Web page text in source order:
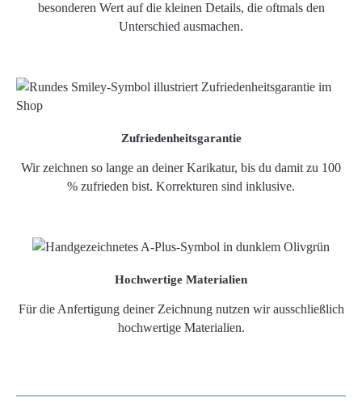
besonderen Wert auf die kleinen Details, die oftmals den
Unterschied ausmachen.
Zufriedenheitsgarantie
Wir zeichnen so lange an deiner Karikatur, bis du damit zu 100
% zufrieden bist. Korrekturen sind inklusive.
Hochwertige Materialien
Für die Anfertigung deiner Zeichnung nutzen wir ausschließlich
hochwertige Materialien.